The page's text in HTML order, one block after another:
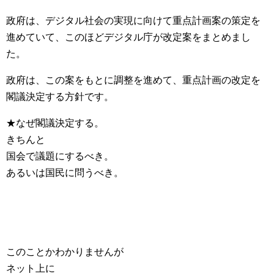
政府は、デジタル社会の実現に向けて重点計画案の策定を
進めていて、このほどデジタル庁が改定案をまとめまし
た。
政府は、この案をもとに調整を進めて、重点計画の改定を
閣議決定する方針です。
★なぜ閣議決定する。
きちんと
国会で議題にするべき。
あるいは国民に問うべき。
このことかわかりませんが
ネット上に